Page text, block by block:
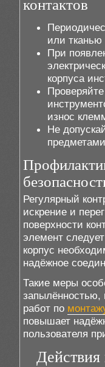
контактов
или
При
корпуса
износ
Не
Регулярный
искрение и
поверхности
элемент
корпус
надёжное
Такие меры
запылённостью,
работ по
повышает
пользователя
Действия